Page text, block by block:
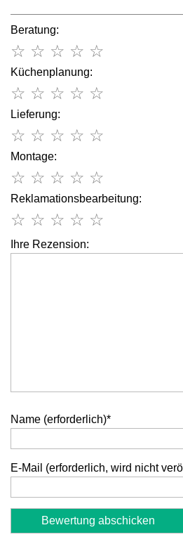
Beratung:
☆ ☆ ☆ ☆ ☆
Küchenplanung:
☆ ☆ ☆ ☆ ☆
Lieferung:
☆ ☆ ☆ ☆ ☆
Montage:
☆ ☆ ☆ ☆ ☆
Reklamationsbearbeitung:
☆ ☆ ☆ ☆ ☆
Ihre Rezension:
Name (erforderlich)*
E-Mail (erforderlich, wird nicht